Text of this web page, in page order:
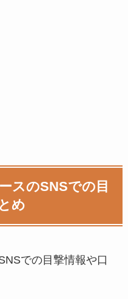
スのSNSでの目
め
での目撃情報や口